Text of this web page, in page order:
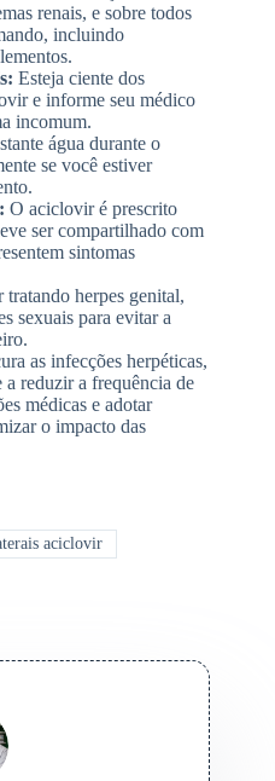
renais, e sobre todos
incluindo
Esteja ciente dos
e informe seu médico
incomum.
água durante o
se você estiver
O aciclovir é prescrito
ser compartilhado com
sintomas
tratando herpes genital,
sexuais para evitar a
as infecções herpéticas,
a reduzir a frequência de
médicas e adotar
o impacto das
aciclovir